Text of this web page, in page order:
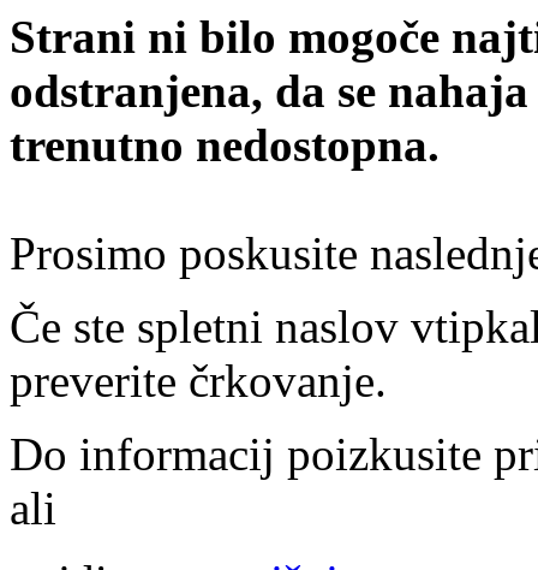
Strani ni bilo mogoče
odstranjena, da se
trenutno nedostopna.
Prosimo poskusite
Če ste spletni naslov
preverite črkovanje.
Do informacij poizkusite
ali